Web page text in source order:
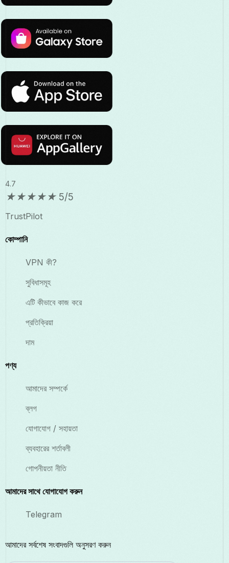
4.7
★★★★★ 5/5
TrustPilot
কোম্পানি
VPN কী?
সুবিধাসমূহ
এটি কীভাবে কাজ করে
প্রতিক্রিয়া
দাম
পণ্য
আমাদের সম্পর্কে
ব্লগ
যোগাযোগ / সহায়তা
ব্যবহারের শর্তাবলী
গোপনীয়তা নীতি
আমাদের সাথে যোগাযোগ করুন
Telegram
আমাদের সর্বশেষ সংবাদগুলি অনুসরণ করুন